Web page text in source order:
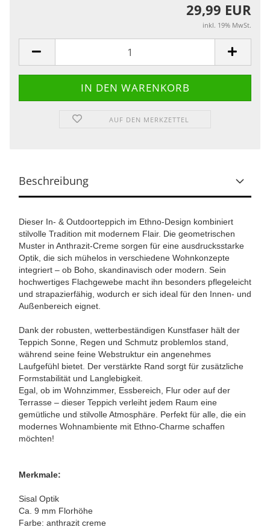
29,99 EUR
inkl. 19% MwSt.
AUF DEN MERKZETTEL
Beschreibung
Dieser In- & Outdoorteppich im Ethno-Design kombiniert
stilvolle Tradition mit modernem Flair. Die geometrischen
Muster in Anthrazit-Creme sorgen für eine ausdrucksstarke
Optik, die sich mühelos in verschiedene Wohnkonzepte
integriert – ob Boho, skandinavisch oder modern. Sein
hochwertiges Flachgewebe macht ihn besonders pflegeleicht
und strapazierfähig, wodurch er sich ideal für den Innen- und
Außenbereich eignet.
Dank der robusten, wetterbeständigen Kunstfaser hält der
Teppich Sonne, Regen und Schmutz problemlos stand,
während seine feine Webstruktur ein angenehmes
Laufgefühl bietet. Der verstärkte Rand sorgt für zusätzliche
Formstabilität und Langlebigkeit.
Egal, ob im Wohnzimmer, Essbereich, Flur oder auf der
Terrasse – dieser Teppich verleiht jedem Raum eine
gemütliche und stilvolle Atmosphäre. Perfekt für alle, die ein
modernes Wohnambiente mit Ethno-Charme schaffen
möchten!
Merkmale:
Sisal Optik
Ca. 9 mm Florhöhe
Farbe: anthrazit creme